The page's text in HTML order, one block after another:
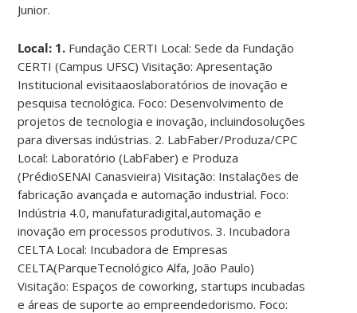
Junior.
Local: 1. Fundação CERTI Local: Sede da Fundação
CERTI (Campus UFSC) Visitação: Apresentação
Institucional evisitaaoslaboratórios de inovação e
pesquisa tecnológica. Foco: Desenvolvimento de
projetos de tecnologia e inovação, incluindosoluções
para diversas indústrias. 2. LabFaber/Produza/CPC
Local: Laboratório (LabFaber) e Produza
(PrédioSENAI Canasvieira) Visitação: Instalações de
fabricação avançada e automação industrial. Foco:
Indústria 4.0, manufaturadigital,automação e
inovação em processos produtivos. 3. Incubadora
CELTA Local: Incubadora de Empresas
CELTA(ParqueTecnológico Alfa, João Paulo)
Visitação: Espaços de coworking, startups incubadas
e áreas de suporte ao empreendedorismo. Foco: